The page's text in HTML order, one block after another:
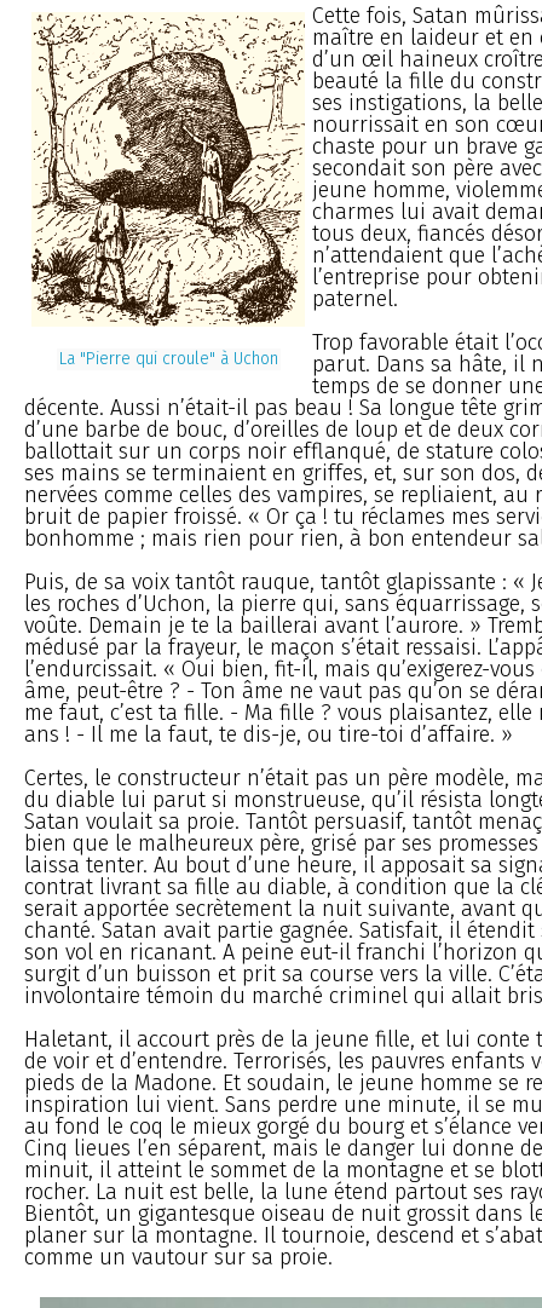
La "Pierre qui croule" à Uchon
Cette fois, Satan
maître en laideur et
d’un œil haineux
beauté la fille du
ses instigations, la
nourrissait en son
chaste pour un brave
secondait son père
jeune homme,
charmes lui avait
tous deux, fiancés
n’attendaient que
l’entreprise pour
paternel.
Trop favorable était
parut. Dans sa hâte, il
temps de se donner
décente. Aussi n’était-il pas beau ! Sa longue tête
d’une barbe de bouc, d’oreilles de loup et de deux
ballottait sur un corps noir efflanqué, de stature
ses mains se terminaient en griffes, et, sur son dos,
nervées comme celles des vampires, se repliaient, au
bruit de papier froissé. « Or ça ! tu réclames mes
bonhomme ; mais rien pour rien, à bon entendeur
Puis, de sa voix tantôt rauque, tantôt glapissante : «
les roches d’Uchon, la pierre qui, sans équarrissage,
voûte. Demain je te la baillerai avant l’aurore. »
médusé par la frayeur, le maçon s’était ressaisi.
l’endurcissait. « Oui bien, fit-il, mais qu’exigerez-
âme, peut-être ? - Ton âme ne vaut pas qu’on se
me faut, c’est ta fille. - Ma fille ? vous plaisantez, elle
ans ! - Il me la faut, te dis-je, ou tire-toi d’affaire. »
Certes, le constructeur n’était pas un père modèle,
du diable lui parut si monstrueuse, qu’il résista
Satan voulait sa proie. Tantôt persuasif, tantôt
bien que le malheureux père, grisé par ses
laissa tenter. Au bout d’une heure, il apposait sa
contrat livrant sa fille au diable, à condition que la
serait apportée secrètement la nuit suivante, avant
chanté. Satan avait partie gagnée. Satisfait, il
son vol en ricanant. A peine eut-il franchi l’horizon
surgit d’un buisson et prit sa course vers la ville.
involontaire témoin du marché criminel qui allait
Haletant, il accourt près de la jeune fille, et lui conte
de voir et d’entendre. Terrorisés, les pauvres enfants
pieds de la Madone. Et soudain, le jeune homme se
inspiration lui vient. Sans perdre une minute, il se
au fond le coq le mieux gorgé du bourg et s’élance
Cinq lieues l’en séparent, mais le danger lui donne
minuit, il atteint le sommet de la montagne et se
rocher. La nuit est belle, la lune étend partout ses
Bientôt, un gigantesque oiseau de nuit grossit dans
planer sur la montagne. Il tournoie, descend et
comme un vautour sur sa proie.